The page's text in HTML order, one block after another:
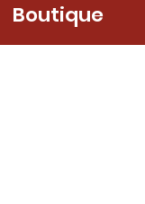
Boutique